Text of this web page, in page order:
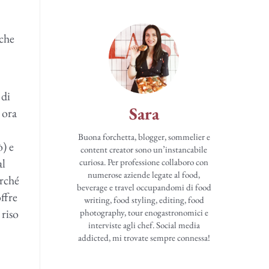
e
Sara
Buona forchetta, blogger, sommelier e
content creator sono un’instancabile
curiosa. Per professione collaboro con
numerose aziende legate al food,
beverage e travel occupandomi di food
writing, food styling, editing, food
photography, tour enogastronomici e
interviste agli chef. Social media
addicted, mi trovate sempre connessa!